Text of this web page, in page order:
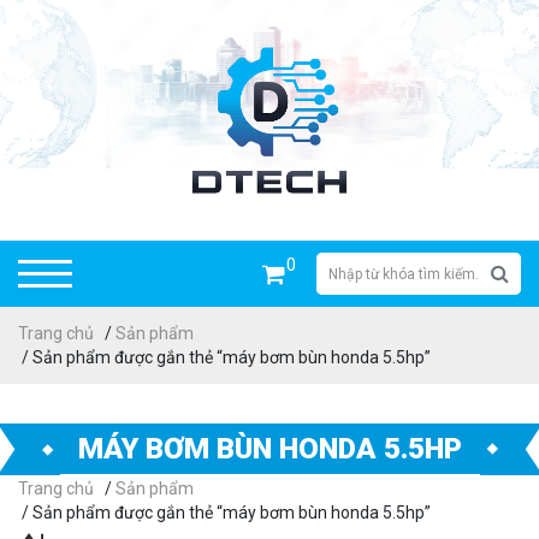
0
Trang chủ /Sản phẩm
/ Sản phẩm được gắn thẻ “máy bơm bùn honda 5.5hp”
MÁY BƠM BÙN HONDA 5.5HP
Trang chủ /Sản phẩm
/ Sản phẩm được gắn thẻ “máy bơm bùn honda 5.5hp”